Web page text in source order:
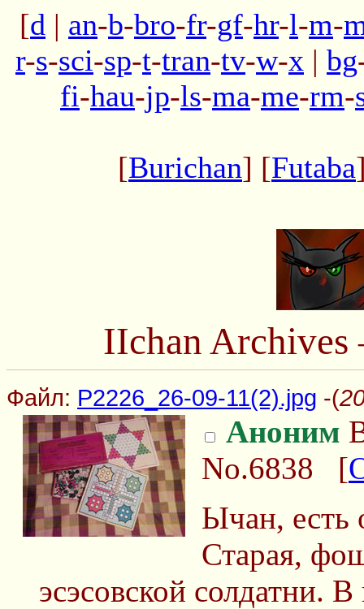
[d | an-b-bro-fr-gf-hr-l-m-
r-s-sci-sp-t-tran-tv-w-x | bg
fi-hau-jp-ls-ma-me-rm-
[Burichan] [Futaba
IIchan
Файл: P2226_26-09-11(2).jpg -(
Аноним
No.6838 [
Ычан, есть
Старая,
эсэсовской солдатни.